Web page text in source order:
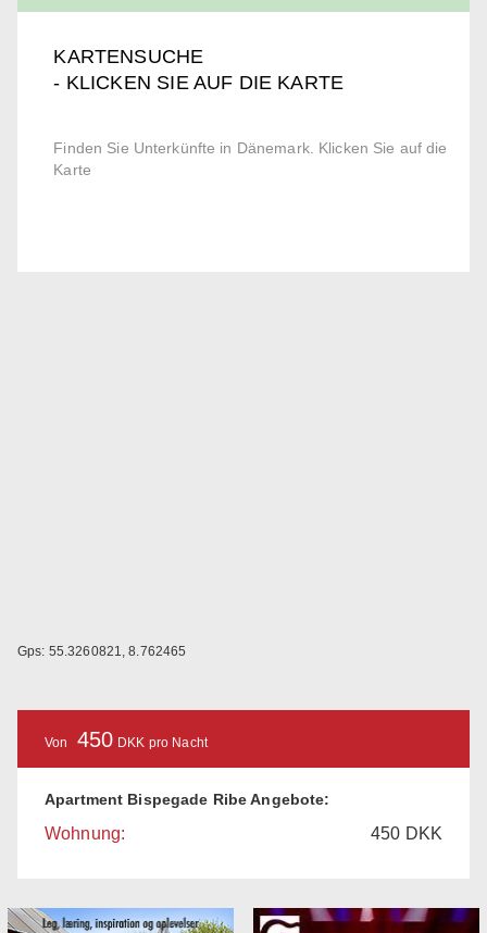
KARTENSUCHE
- KLICKEN SIE AUF DIE KARTE
Finden Sie Unterkünfte in Dänemark. Klicken Sie auf die
Karte
Gps: 55.3260821, 8.762465
Von 450 DKK pro Nacht
Apartment Bispegade Ribe Angebote:
Wohnung: 450 DKK